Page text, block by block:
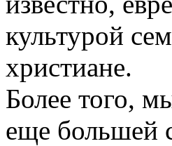
культурой
христиане.
Более того,
еще большей